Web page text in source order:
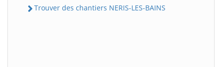
Trouver des chantiers NERIS-LES-BAINS